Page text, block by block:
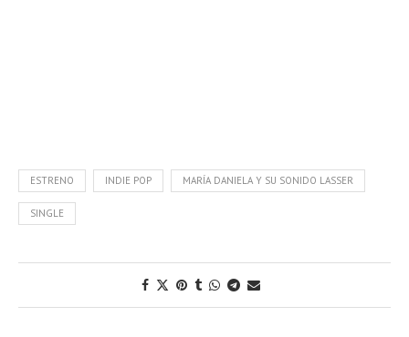
ESTRENO INDIE POP MARÍA DANIELA Y SU SONIDO LASSER
SINGLE